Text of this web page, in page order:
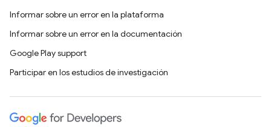
Informar sobre un error en la plataforma
Informar sobre un error en la documentación
Google Play support
Participar en los estudios de investigación